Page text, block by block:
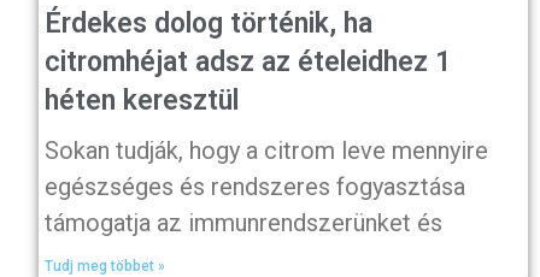
Érdekes dolog történik, ha
citromhéjat adsz az ételeidhez 1
héten keresztül
Sokan tudják, hogy a citrom leve mennyire
egészséges és rendszeres fogyasztása
támogatja az immunrendszerünket és
Tudj meg többet »